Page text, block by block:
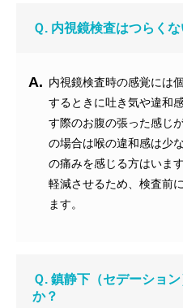
Ｑ. 内視鏡検査はつらく
A. 内視鏡検査時の感覚には
するときに吐き気や違和
す際のお腹の張った感じ
の場合は喉の違和感は少
の痛みを感じる方はいま
軽減させるため、検査前
ます。
Ｑ. 鎮静下（セデーショ
か？